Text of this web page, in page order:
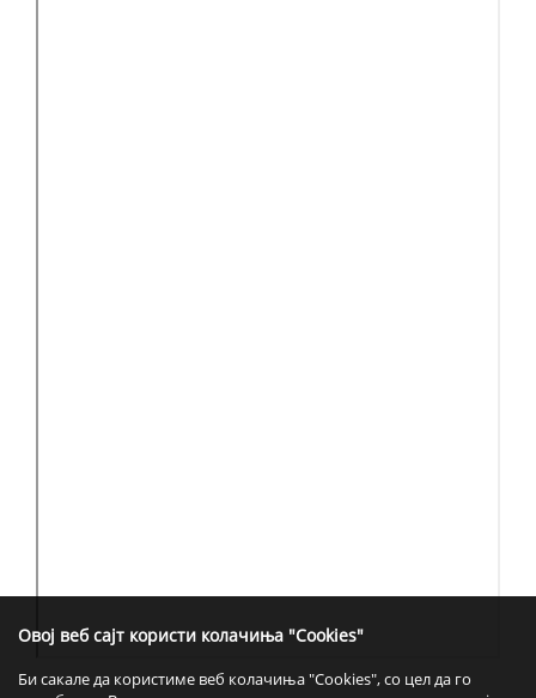
Овој веб сајт користи колачиња "Cookies"
Би сакале да користиме веб колачиња "Cookies", со цел да го